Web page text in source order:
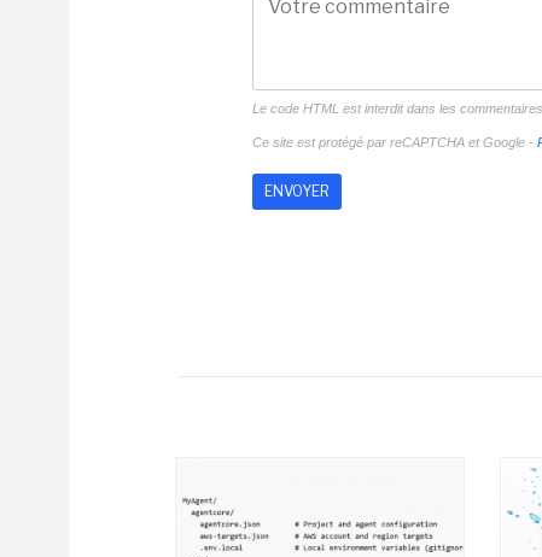
Le code HTML est interdit dans les commentaires
Ce site est protégé par reCAPTCHA et Google -